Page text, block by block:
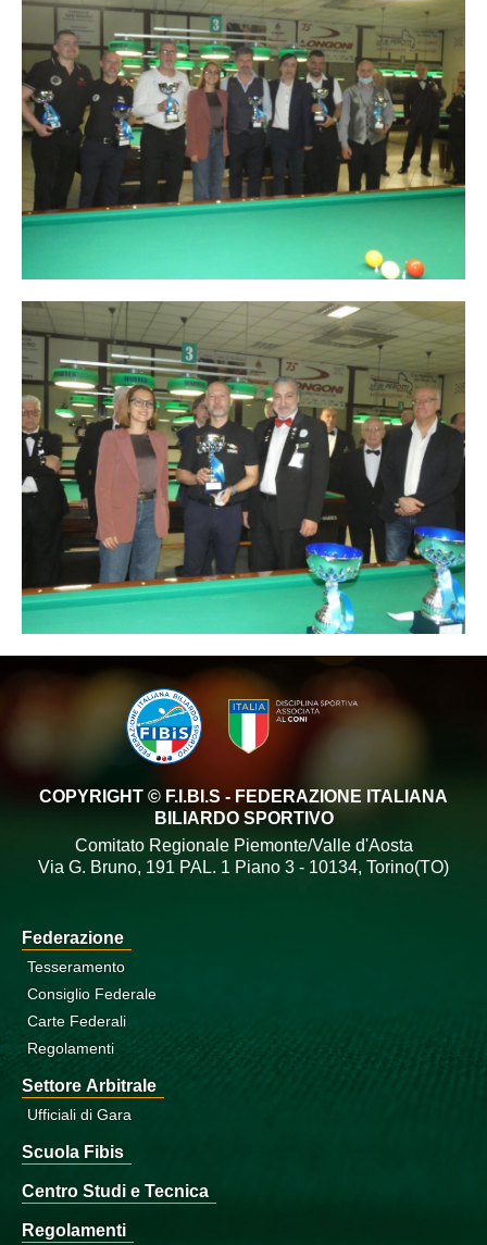
COPYRIGHT © F.I.BI.S - FEDERAZIONE ITALIANA
BILIARDO SPORTIVO
Comitato Regionale Piemonte/Valle d'Aosta
Via G. Bruno, 191 PAL. 1 Piano 3 - 10134, Torino(TO)
Federazione
Tesseramento
Consiglio Federale
Carte Federali
Regolamenti
Settore Arbitrale
Ufficiali di Gara
Scuola Fibis
Centro Studi e Tecnica
Regolamenti